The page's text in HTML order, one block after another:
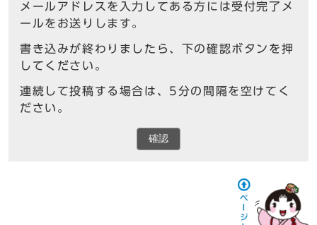
メールアドレスを入力してある方には受付完了メ
ールをお送りします。
書き込みが終わりましたら、下の確認ボタンを押
してください。
連続して投稿する場合は、5分の間隔を空けてく
ださい。
確認